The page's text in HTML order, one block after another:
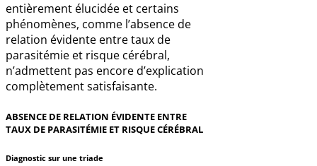
entièrement élucidée et certains
phénomènes, comme l’absence de
relation évidente entre taux de
parasitémie et risque cérébral,
n’admettent pas encore d’explication
complètement satisfaisante.
ABSENCE DE RELATION ÉVIDENTE ENTRE
TAUX DE PARASITÉMIE ET RISQUE CÉRÉBRAL
Diagnostic sur une triade